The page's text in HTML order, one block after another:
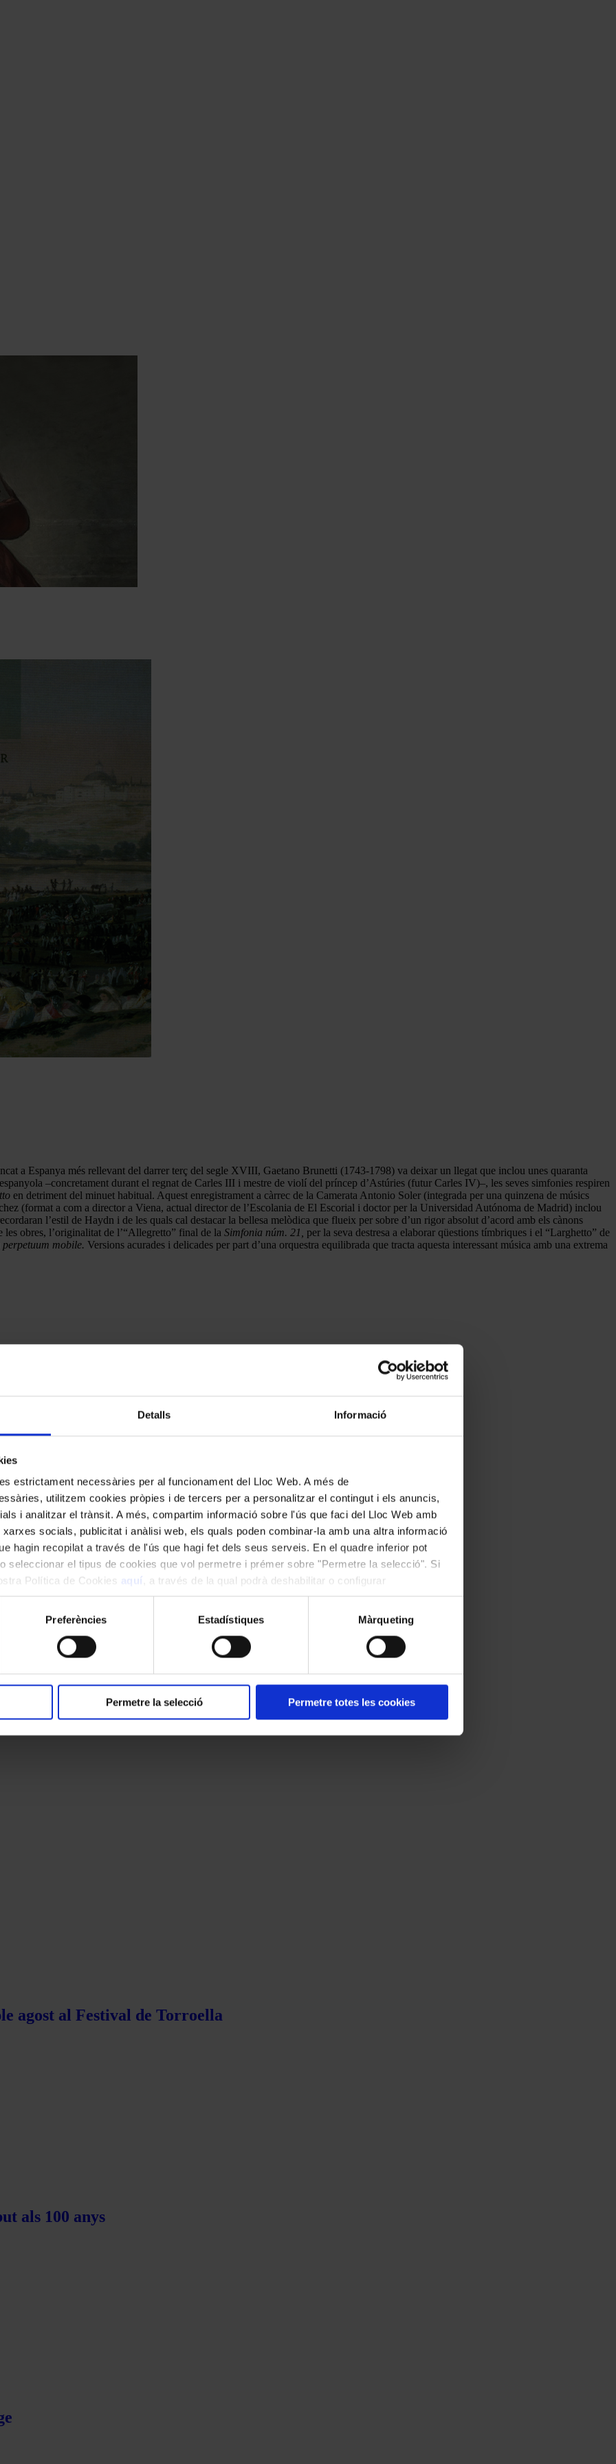
Detalls Informació
estrictament necessàries per al funcionament del Lloc Web. A més de
utilitzem cookies pròpies i de tercers per a personalitzar el contingut i els anuncis,
i analitzar el trànsit. A més, compartim informació sobre l'ús que faci del Lloc Web amb
socials, publicitat i anàlisi web, els quals poden combinar-la amb una altra informació
hagin recopilat a través de l'ús que hagi fet dels seus serveis. En el quadre inferior pot
seleccionar el tipus de cookies que vol permetre i prémer sobre "Permetre la selecció". Si
Política de Cookies aquí
, a través de la qual podrà deshabilitar o configurar
Preferències Estadístiques Màrqueting
Permetre la selecció Permetre totes les cookies
a Espanya més rellevant del darrer terç del segle XVIII, Gaetano Brunetti (1743-1798) va deixar un llegat que inclou unes quaranta
–concretament durant el regnat de Carles III i mestre de violí del príncep d’Astúries (futur Carles IV)–, les seves simfonies respiren
en detriment del minuet habitual. Aquest enregistrament a càrrec de la Camerata Antonio Soler (integrada per una quinzena de músics
(format a com a director a Viena, actual director de l’Escolania de El Escorial i doctor per la Universidad Autónoma de Madrid) inclou
l’estil de Haydn i de les quals cal destacar la bellesa melòdica que flueix per sobre d’un rigor absolut d’acord amb els cànons
obres, l’originalitat de l’“Allegretto” final de la Simfonia núm. 21,
per la seva destresa a elaborar qüestions tímbriques i el “Larghetto” de
perpetuum mobile. Versions acurades i delicades per part d’una orquestra equilibrada que tracta aquesta interessant música amb una extrema
agost al Festival de Torroella
als 100 anys